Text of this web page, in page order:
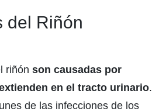
del Riñón
riñón son causadas por
en el tracto urinario.
de las infecciones de los